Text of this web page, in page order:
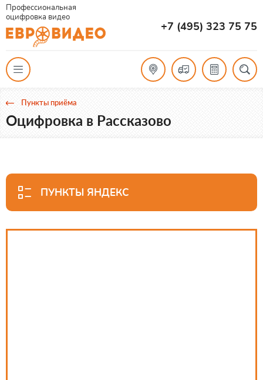
Профессиональная
оцифровка видео
+7 (495) 323 75 75
Пункты приёма
Оцифровка в Рассказово
ПУНКТЫ ЯНДЕКС